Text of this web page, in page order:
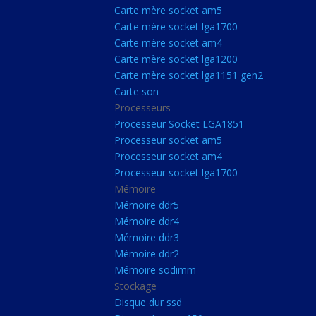
Carte Mère Socket
Carte mère socket am5
Carte mère socket
Carte mère socket am4
Carte mère socket
Carte son
Processeurs
Carte mère socket am5
Carte mère socket lga1700
Carte mère socket am4
Carte mère socket lga1200
Carte mère socket lga1151 gen2
Carte son
Processeurs
Processeur Socket LGA1851
Processeur socket am5
Processeur socket am4
Processeur socket lga1700
Mémoire
Mémoire ddr5
Mémoire ddr4
Mémoire ddr3
Mémoire ddr2
Mémoire sodimm
Stockage
Disque dur ssd